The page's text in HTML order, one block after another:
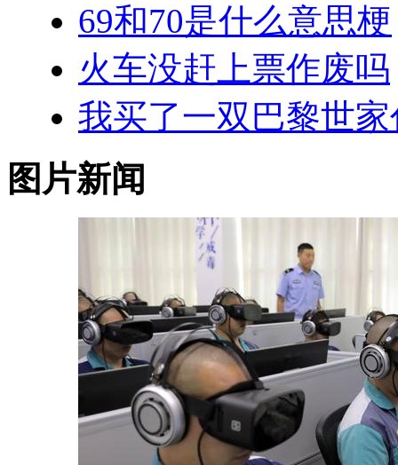
69和70是什么意思梗
火车没赶上票作废吗
我买了一双巴黎世
图片新闻